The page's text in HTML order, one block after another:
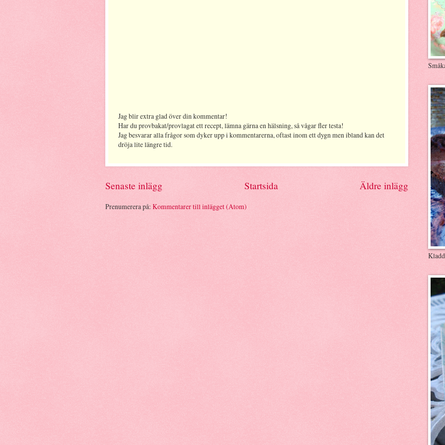
Jag blir extra glad över din kommentar!
Har du provbakat/provlagat ett recept, lämna gärna en hälsning, så vågar fler testa!
Jag besvarar alla frågor som dyker upp i kommentarerna, oftast inom ett dygn men ibland kan det
dröja lite längre tid.
Senaste inlägg Äldre inlägg
Startsida
Prenumerera på: Kommentarer till inlägget (Atom)